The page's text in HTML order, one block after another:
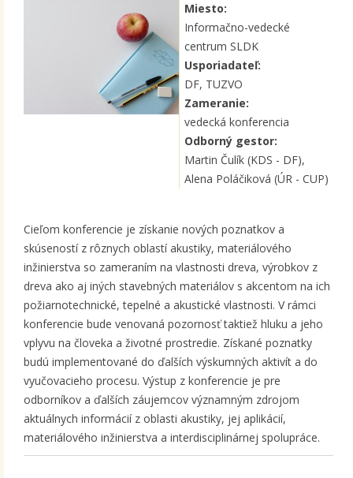
Miesto:
Informačno-vedecké
centrum SLDK
Usporiadateľ:
DF, TUZVO
Zameranie:
vedecká konferencia
Odborný gestor:
Martin Čulík (KDS - DF),
Alena Poláčiková (ÚR - CUP)
Cieľom konferencie je získanie nových poznatkov a
skúseností z rôznych oblastí akustiky, materiálového
inžinierstva so zameraním na vlastnosti dreva, výrobkov z
dreva ako aj iných stavebných materiálov s akcentom na ich
požiarnotechnické, tepelné a akustické vlastnosti. V rámci
konferencie bude venovaná pozornosť taktiež hluku a jeho
vplyvu na človeka a životné prostredie. Získané poznatky
budú implementované do ďalších výskumných aktivít a do
vyučovacieho procesu. Výstup z konferencie je pre
odborníkov a ďalších záujemcov významným zdrojom
aktuálnych informácií z oblasti akustiky, jej aplikácií,
materiálového inžinierstva a interdisciplinárnej spolupráce.